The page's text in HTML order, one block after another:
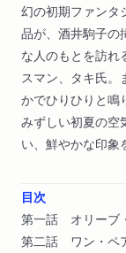
幻の初期ファンタ
品が、酒井駒子の
な人のもとを訪れ
スマン、タキ氏。
かでひりひりと
みずしい初夏の空
い、鮮やかな印
目次
第一話 オリーブ
第二話 ワン・ペ